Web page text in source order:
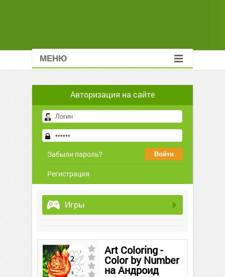
МЕНЮ
Авторизация на сайте
Забыли пароль?
Регистрация
Игры
Art Coloring -
Color by Number
на Андроид